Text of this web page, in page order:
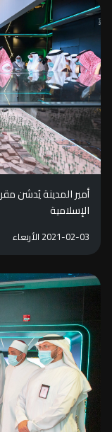
أمير المدينة يُدشن
الإسلامية
2021-02-03 الأربعاء